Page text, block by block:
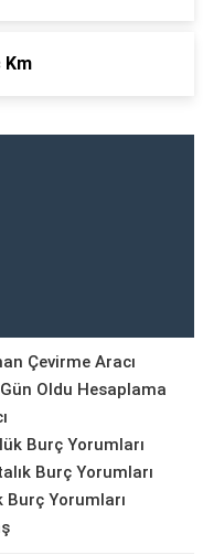
Km
Çevirme Aracı
Oldu Hesaplama
Burç Yorumları
Burç Yorumları
Burç Yorumları